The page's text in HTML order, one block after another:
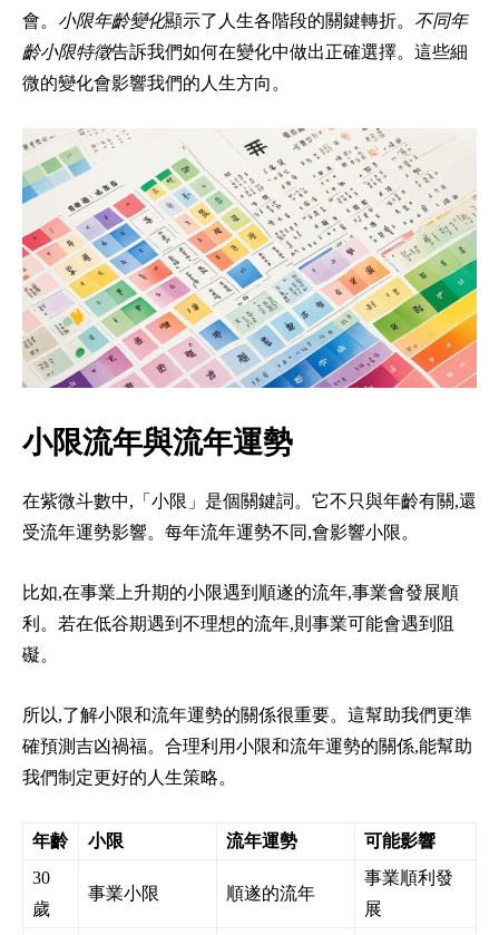
會。 小限年齡變化顯示了人生各階段的關鍵轉折。 不同年
齡小限特徵告訴我們如何在變化中做出正確選擇。這些細
微的變化會影響我們的人生方向。
小限流年與流年運勢
在紫微斗數中,「小限」是個關鍵詞。它不只與年齡有關,還
受流年運勢影響。每年流年運勢不同,會影響小限。
比如,在事業上升期的小限遇到順遂的流年,事業會發展順
利。若在低谷期遇到不理想的流年,則事業可能會遇到阻
礙。
所以,了解小限和流年運勢的關係很重要。這幫助我們更準
確預測吉凶禍福。合理利用小限和流年運勢的關係,能幫助
我們制定更好的人生策略。
年齡 小限 流年運勢
可能影響
30
歲
事業小限 順遂的流年
事業順利發
展